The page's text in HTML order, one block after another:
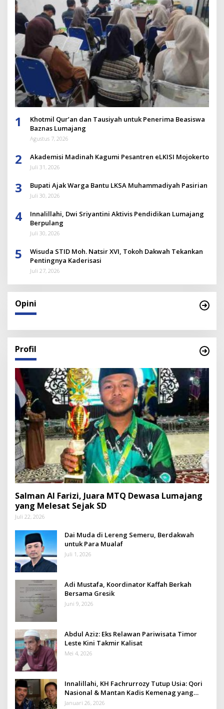
1
Khotmil Qur’an dan Tausiyah untuk Penerima Beasiswa
Baznas Lumajang
Agustus 7, 2026
2 Akademisi Madinah Kagumi Pesantren eLKISI Mojokerto
Juli 31, 2026
3 Bupati Ajak Warga Bantu LKSA Muhammadiyah Pasirian
Juli 30, 2026
4
Innalillahi, Dwi Sriyantini Aktivis Pendidikan Lumajang
Berpulang
Juli 30, 2026
5
Wisuda STID Moh. Natsir XVI, Tokoh Dakwah Tekankan
Pentingnya Kaderisasi
Juli 27, 2026
Opini
Profil
Salman Al Farizi, Juara MTQ Dewasa Lumajang
yang Melesat Sejak SD
Juli 22, 2026
Dai Muda di Lereng Semeru, Berdakwah
untuk Para Mualaf
Juli 1, 2026
Adi Mustafa, Koordinator Kaffah Berkah
Bersama Gresik
Juni 9, 2026
Abdul Aziz: Eks Relawan Pariwisata Timor
Leste Kini Takmir Kalisat
Mei 4, 2026
Innalillahi, KH Fachrurrozy Tutup Usia: Qori
Nasional & Mantan Kadis Kemenag yang
Penuh Teladan
Januari 26, 2026